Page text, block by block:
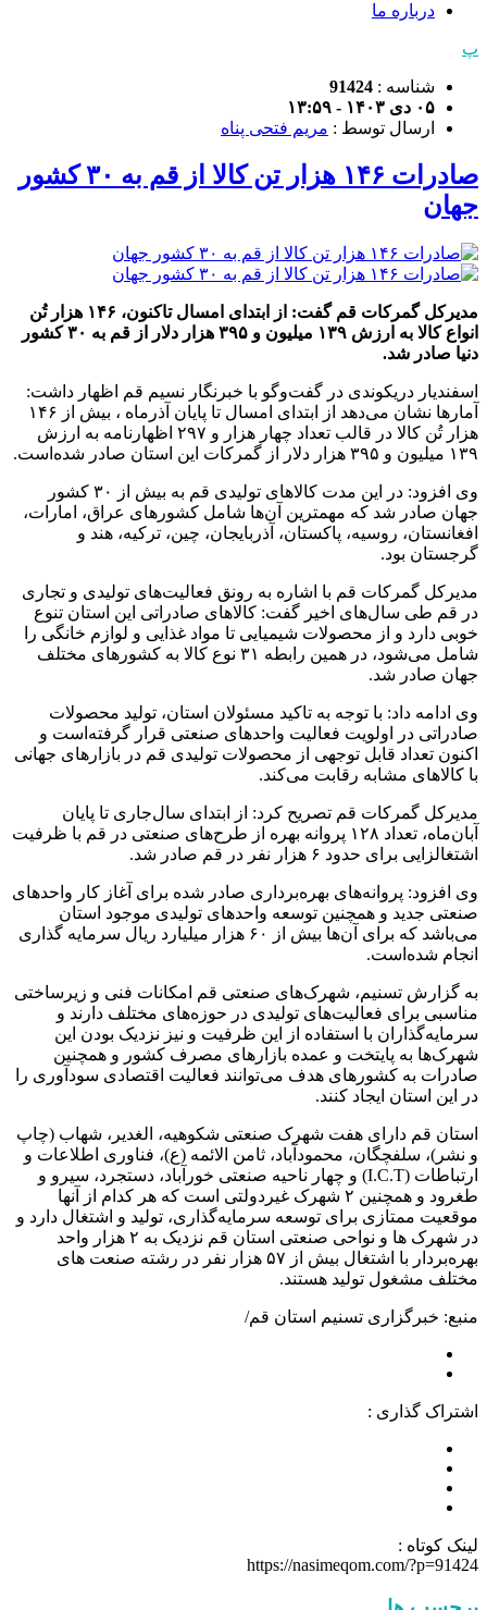
درباره ما
پ
شناسه : 91424
۰۵ دی ۱۴۰۳ - ۱۳:۵۹
ارسال توسط : مریم فتحی پناه
صادرات ۱۴۶ هزار تن کالا از قم به ۳۰ کشور
جهان
مدیرکل گمرکات قم گفت: از ابتدای امسال تاکنون، ۱۴۶ هزار تُن
انواع کالا به ارزش ۱۳۹ میلیون و ۳۹۵ هزار دلار از قم به ۳۰ کشور
دنیا صادر شد.
اسفندیار دریکوندی در گفت‌وگو با خبرنگار نسیم قم اظهار داشت:
آمارها نشان می‌دهد از ابتدای امسال تا پایان آذرماه ، بیش از ۱۴۶
هزار تُن کالا در قالب تعداد چهار هزار و ۲۹۷ اظهارنامه به ارزش
۱۳۹ میلیون و ۳۹۵ هزار دلار از گمرکات این استان صادر شده‌است.
وی افزود: در این مدت کالاهای تولیدی قم به بیش از ۳۰ کشور
جهان صادر شد که مهمترین آن‌ها شامل کشورهای عراق، امارات،
افغانستان، روسیه، پاکستان، آذربایجان، چین، ترکیه، هند و
گرجستان بود.
مدیرکل گمرکات قم با اشاره به رونق فعالیت‌های تولیدی و تجاری
در قم طی سال‌های اخیر گفت: کالاهای صادراتی این استان تنوع
خوبی دارد و از محصولات شیمیایی تا مواد غذایی و لوازم خانگی را
شامل می‌شود، در همین رابطه ۳۱ نوع کالا به کشورهای مختلف
جهان صادر شد.
وی ادامه داد: با توجه به تاکید مسئولان استان،‌ تولید محصولات
صادراتی در اولویت فعالیت واحدهای صنعتی قرار گرفته‌است و
اکنون تعداد قابل توجهی از محصولات تولیدی قم در بازارهای جهانی
با کالاهای مشابه رقابت می‌کند.
مدیرکل گمرکات قم تصریح کرد: از ابتدای سال‌جاری تا پایان
آبان‌ماه، تعداد ۱۲۸ پروانه بهره از طرح‌های صنعتی در قم با ظرفیت
اشتغالزایی برای حدود ۶ هزار نفر در قم صادر شد.
وی افزود: پروانه‌های بهره‌برداری صادر شده برای آغاز کار واحدهای
صنعتی جدید و همچنین توسعه واحدهای تولیدی موجود استان
می‌باشد که برای آن‌ها بیش از ۶۰ هزار میلیارد ریال سرمایه گذاری
انجام شده‌است.
به گزارش تسنیم، شهرک‌های صنعتی قم امکانات فنی و زیرساختی
مناسبی برای فعالیت‌های تولیدی در حوزه‌های مختلف دارند و
سرمایه‌گذاران با استفاده از این ظرفیت و نیز نزدیک بودن این
شهرک‌ها به پایتخت و عمده بازارهای مصرف کشور و همچنین
صادرات به کشورهای هدف می‌توانند فعالیت اقتصادی سودآوری را
در این استان ایجاد کنند.
استان قم دارای هفت شهرک صنعتی شکوهیه، الغدیر، شهاب (چاپ
و نشر)، سلفچگان، محمودآباد، ثامن الائمه (ع)، فناوری اطلاعات و
ارتباطات (I.C.T) و چهار ناحیه صنعتی خورآباد، دستجرد، سیرو و
طغرود و همچنین ۲ شهرک غیردولتی است که هر کدام از آنها
موقعیت ممتازی برای توسعه سرمایه‌گذاری، تولید و اشتغال دارد و
در شهرک ها و نواحی صنعتی استان قم نزدیک به ۲ هزار واحد
بهره‌بردار با اشتغال بیش از ۵۷ هزار نفر در رشته صنعت های
مختلف مشغول تولید هستند.
منبع: خبرگزاری تسنیم استان قم/
اشتراک گذاری :
لینک کوتاه :
https://nasimeqom.com/?p=91424